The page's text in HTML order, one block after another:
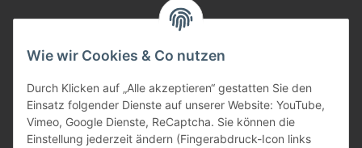
Zahlungsarten
Wie wir Cookies & Co nutzen
Durch Klicken auf „Alle akzeptieren“ gestatten Sie den
Einsatz folgender Dienste auf unserer Website: YouTube,
Vimeo, Google Dienste, ReCaptcha. Sie können die
Einstellung jederzeit ändern (Fingerabdruck-Icon links